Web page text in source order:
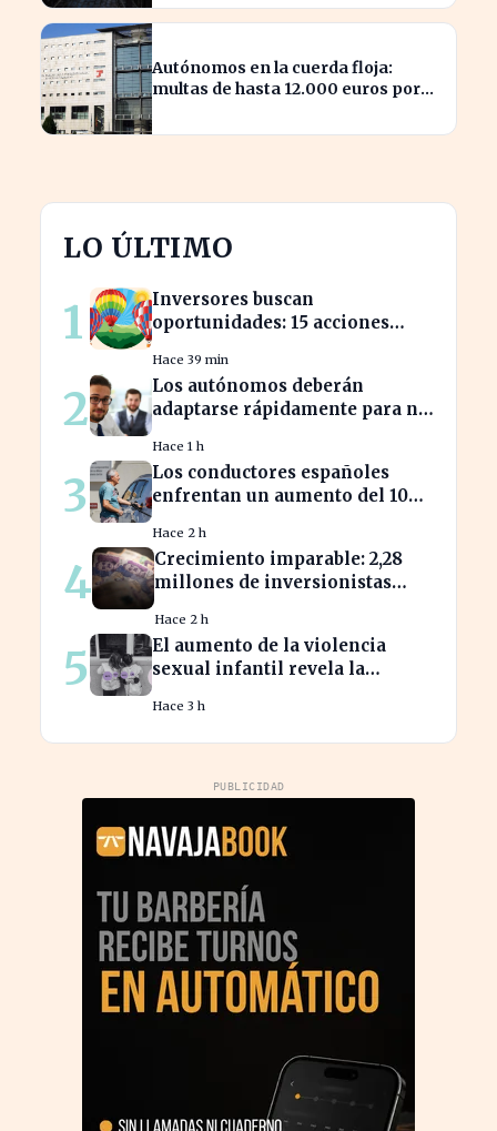
Autónomos en la cuerda floja:
multas de hasta 12.000 euros por
LO ÚLTIMO
1
Inversores buscan
oportunidades: 15 acciones
bursátil
Hace 39 min
2
Los autónomos deberán
adaptarse rápidamente para no
nóminas
Hace 1 h
3
Los conductores españoles
enfrentan un aumento del 10%
desde marzo
Hace 2 h
4
Crecimiento imparable: 2,28
millones de inversionistas
de $123,7 billones
Hace 2 h
5
El aumento de la violencia
sexual infantil revela la
familiar
Hace 3 h
PUBLICIDAD